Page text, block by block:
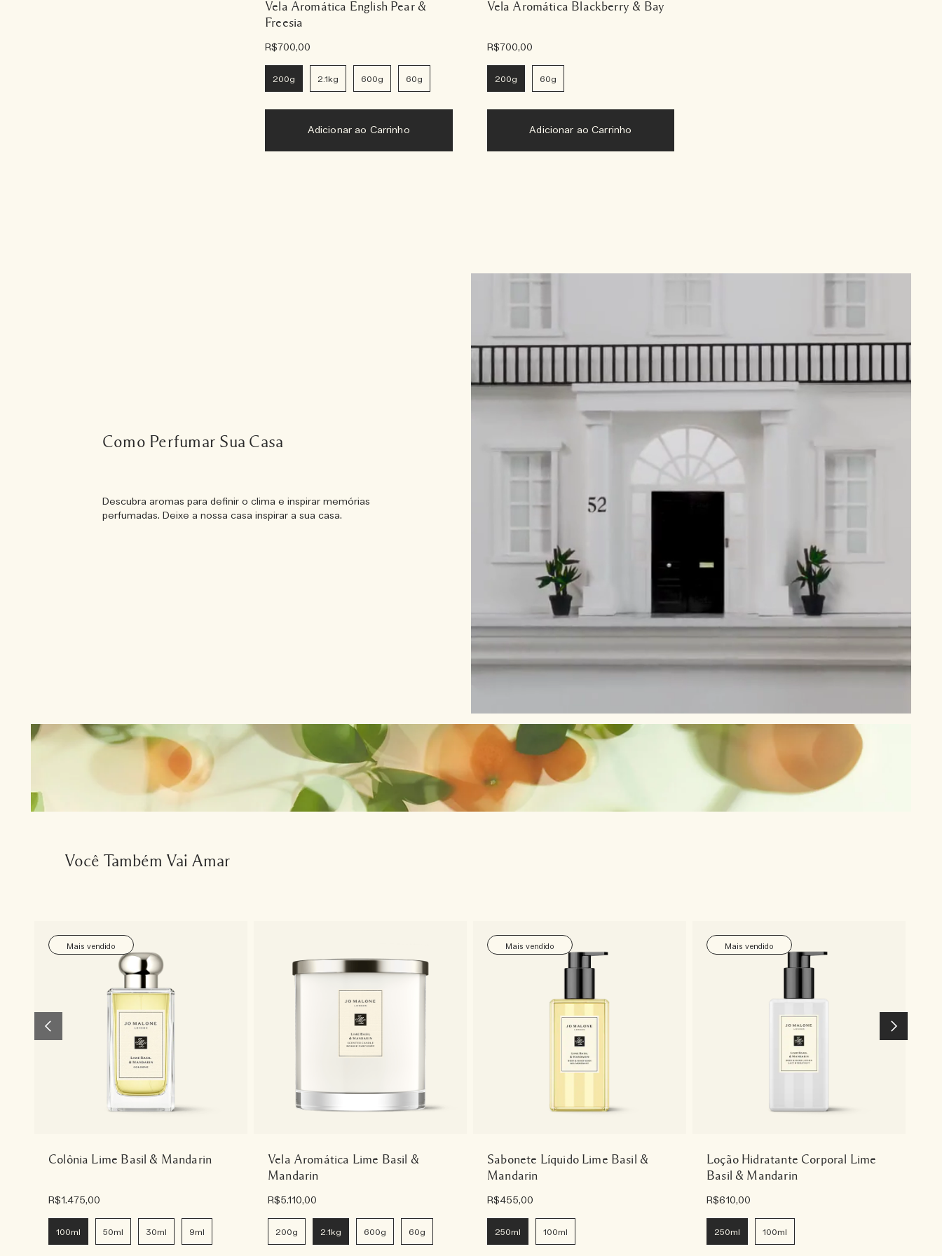
Vela Aromática English Pear &
Freesia
R$700,00
200g 2.1kg 600g 60g
Adicionar ao Carrinho
Vela Aromática Blackberry & Bay
R$700,00
200g 60g
Adicionar ao Carrinho
Como Perfumar Sua Casa
Descubra aromas para definir o clima e inspirar memórias
perfumadas. Deixe a nossa casa inspirar a sua casa.
Você Também Vai Amar
Mais vendido
Colônia Lime Basil & Mandarin
R$1.475,00
100ml 50ml 30ml 9ml
Vela Aromática Lime Basil &
Mandarin
R$5.110,00
200g 2.1kg 600g 60g
Mais vendido
Sabonete Líquido Lime Basil &
Mandarin
R$455,00
250ml 100ml
Mais vendido
Loção Hidratante Corporal Lime
Basil & Mandarin
R$610,00
250ml 100ml